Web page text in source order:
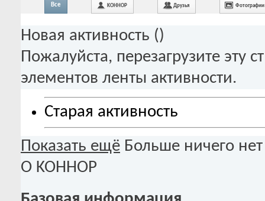
Все KOHHOP Друзья Фотографии
Новая активность ()
Пожалуйста, перезагрузите эту
элементов ленты активности.
Старая активность
Показать ещё Больше ничего нет
О KOHHOP